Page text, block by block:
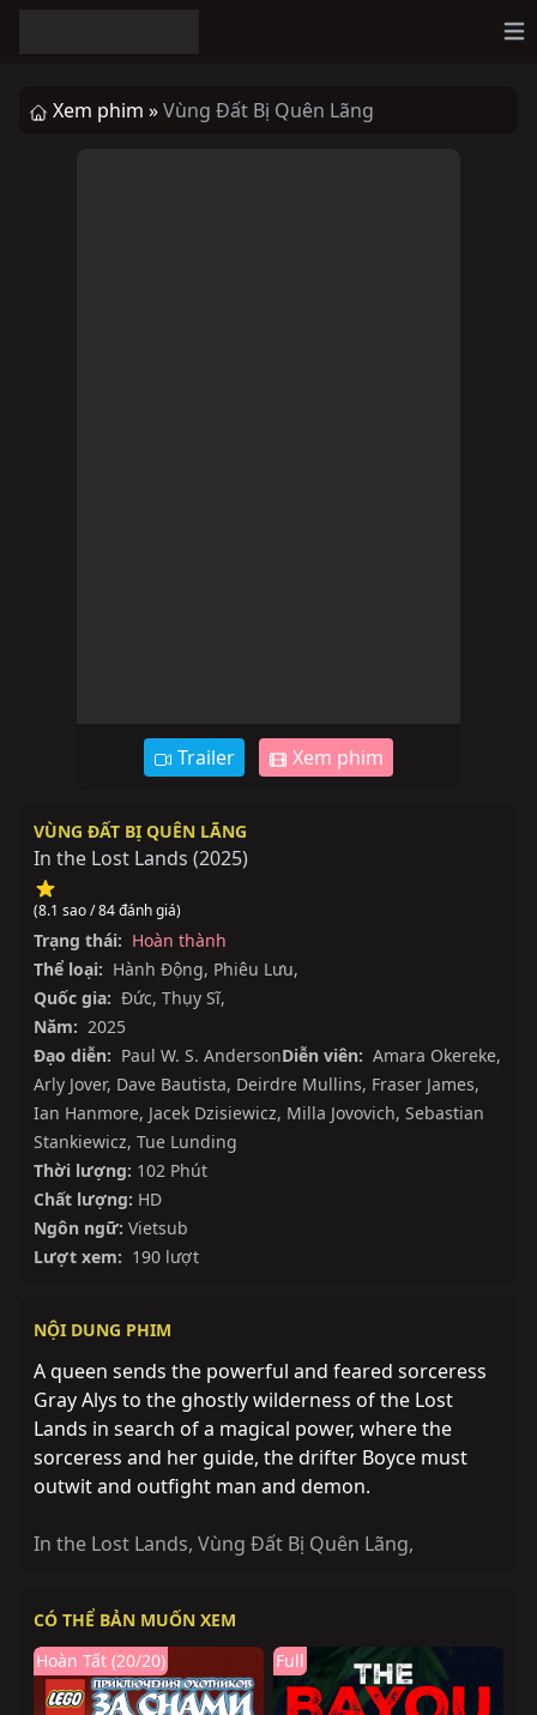
Xem phim »Vùng Đất Bị Quên Lãng
Trailer Xem phim
VÙNG ĐẤT BỊ QUÊN LÃNG
In the Lost Lands (2025)
(8.1 sao / 84 đánh giá)
Trạng thái: Hoàn thành
Thể loại: Hành Động, Phiêu Lưu,
Quốc gia: Đức, Thụy Sĩ,
Năm: 2025
Đạo diễn: Paul W. S. AndersonDiễn viên: Amara Okereke,
Arly Jover, Dave Bautista, Deirdre Mullins, Fraser James,
Ian Hanmore, Jacek Dzisiewicz, Milla Jovovich, Sebastian
Stankiewicz, Tue Lunding
Thời lượng: 102 Phút
Chất lượng: HD
Ngôn ngữ: Vietsub
Lượt xem: 190 lượt
NỘI DUNG PHIM
A queen sends the powerful and feared sorceress
Gray Alys to the ghostly wilderness of the Lost
Lands in search of a magical power, where the
sorceress and her guide, the drifter Boyce must
outwit and outfight man and demon.
In the Lost Lands, Vùng Đất Bị Quên Lãng,
CÓ THỂ BẢN MUỐN XEM
Hoàn Tất (20/20) Full